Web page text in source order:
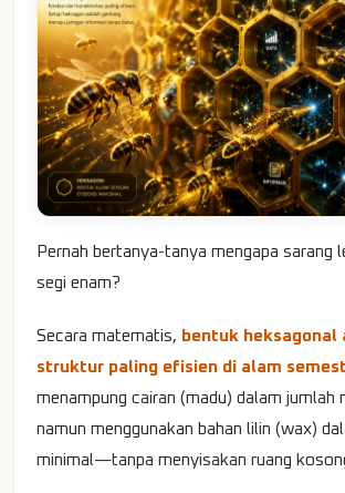
Pernah bertanya-tanya mengapa sarang
segi enam?
Secara matematis, bentuk heksagonal
struktur paling efisien di alam
menampung cairan (madu) dalam jumlah
namun menggunakan bahan lilin (wax)
minimal—tanpa menyisakan ruang